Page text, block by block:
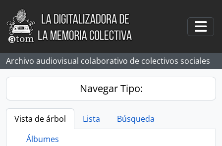
Skip to main content
Archivo audiovisual colaborativo de colectivos sociales
Navegar Tipo:
Vista de árbol Lista
Búsqueda
Álbumes